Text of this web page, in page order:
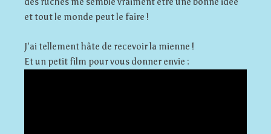
et tout le monde peut le faire !
J’ai tellement hâte de recevoir la mienne !
Et un petit film pour vous donner envie :